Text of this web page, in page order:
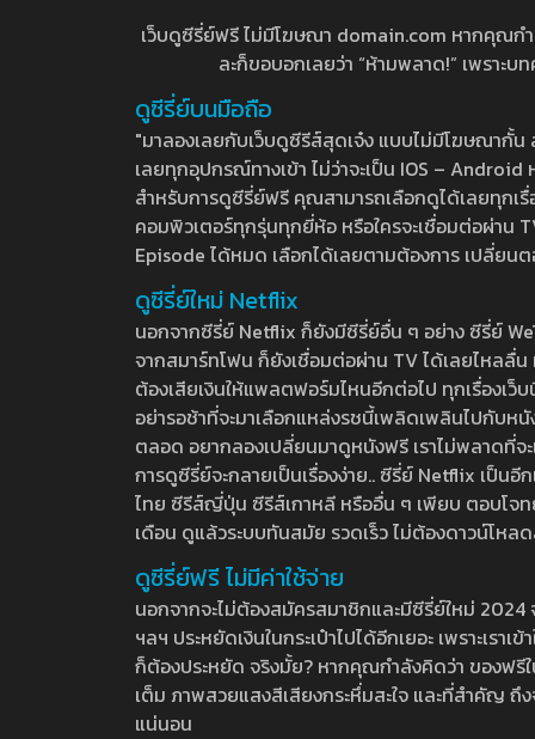
เว็บดูซีรี่ย์ฟรี ไม่มีโฆษณา domain.com หากคุณก
ละก็ขอบอกเลยว่า “ห้ามพลาด!” เพราะ
ดูซีรี่ย์บนมือถือ
"มาลองเลยกับเว็บดูซีรีส์สุดเจ๋ง แบบไม่มีโฆษณากั้
เลยทุกอุปกรณ์ทางเข้า ไม่ว่าจะเป็น IOS –
สำหรับการดูซีรี่ย์ฟรี คุณสามารถเลือกดูได้เลยทุกเ
คอมพิวเตอร์ทุกรุ่นทุกยี่ห้อ หรือใครจะเชื่อมต่อผ่าน
Episode ได้หมด เลือกได้เลยตามต้องการ เปลี่ยน
ดูซีรี่ย์ใหม่ Netflix
นอกจากซีรี่ย์ Netflix ก็ยังมีซีรี่ย์อื่น ๆ อย่าง ซีรี่ย์
จากสมาร์ทโฟน ก็ยังเชื่อมต่อผ่าน TV ได้เลยไหลลื่
ต้องเสียเงินให้แพลตฟอร์มไหนอีกต่อไป ทุกเรื่องเว็
อย่ารอช้าที่จะมาเลือกแหล่งรชนี้เพลิดเพลินไปกับห
ตลอด อยากลองเปลี่ยนมาดูหนังฟรี เราไม่พลาดที่
การดูซีรี่ย์จะกลายเป็นเรื่องง่าย.. ซีรี่ย์ Netflix เป็น
ไทย ซีรีส์ญี่ปุ่น ซีรีส์เกาหลี หรืออื่น ๆ เพียบ ตอบโจท
เดือน ดูแล้วระบบทันสมัย รวดเร็ว ไม่ต้องดาวน์โห
ดูซีรี่ย์ฟรี ไม่มีค่าใช้จ่าย
นอกจากจะไม่ต้องสมัครสมาชิกและมีซีรี่ย์ใหม่
ฯลฯ ประหยัดเงินในกระเป๋าไปได้อีกเยอะ เพราะเร
ก็ต้องประหยัด จริงมั้ย? หากคุณกำลังคิดว่า ของฟ
เต็ม ภาพสวยแสงสีเสียงกระหึ่มสะใจ และที่สำคัญ
แน่นอน